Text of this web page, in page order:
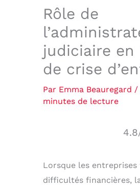
Rôle de
judiciaire en
de crise
Par Emma Beauregard /
minutes de lecture
Lorsque les
difficultés financières,